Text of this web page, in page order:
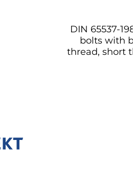
DIN 65537-
bolts with
thread, short